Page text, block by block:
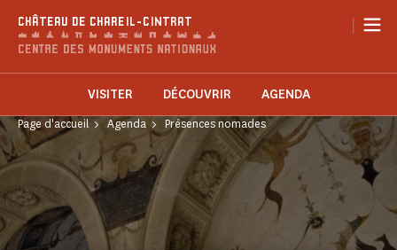
CHÂTEAU DE CHAREIL-CINTRAT |
VISITER DÉCOUVRIR AGENDA
Page d'accueil Agenda Présences nomades